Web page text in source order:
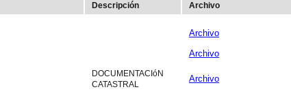
Descripción Archivo
Archivo
Archivo
DOCUMENTACIóN
CATASTRAL
Archivo